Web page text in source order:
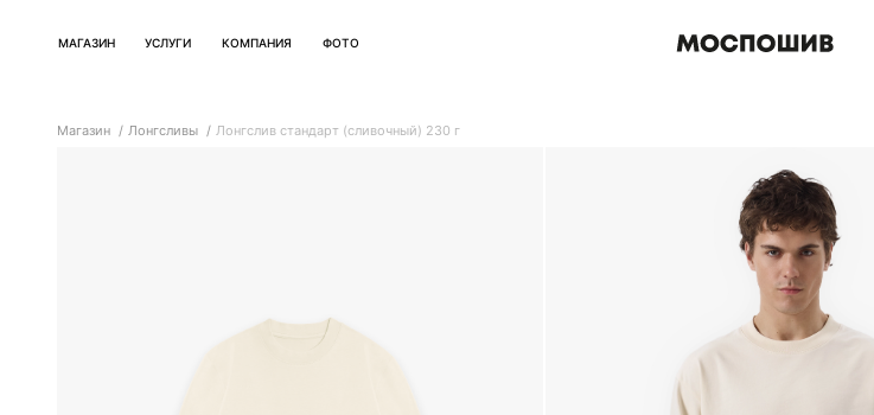
МАГАЗИН УСЛУГИ КОМПАНИЯ ФОТО
Магазин Лонгсливы Лонгслив стандарт (сливочный) 230 г